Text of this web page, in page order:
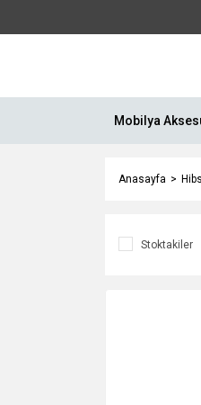
Mobilya
Anasayfa
Stoktakiler